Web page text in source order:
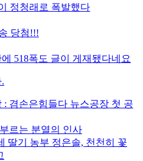
정청래로 폭발했다
당첨!!!
518폭도 글이 게재됐다네요
: 겸손은힘들다 뉴스공장 첫 공
르는 분열의 인사
딸기 농부 정은솔, 천천히 꽃